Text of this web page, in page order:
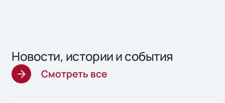
Новости, истории и события
Смотреть все